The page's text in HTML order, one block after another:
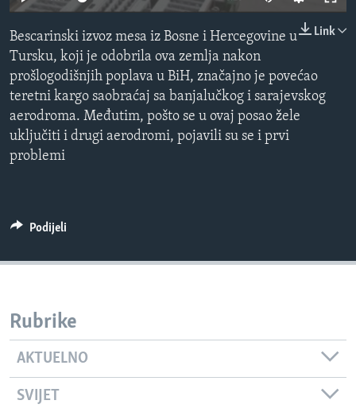
MAGAZIN
O GLASU AMERIKE
Learning English
PRATITE NAS
Link
Bescarinski izvoz mesa iz Bosne i Hercegovine u
Tursku, koji je odobrila ova zemlja nakon
prošlogodišnjih poplava u BiH, značajno je povećao
teretni kargo saobraćaj sa banjalučkog i sarajevskog
aerodroma. Međutim, pošto se u ovaj posao žele
uključiti i drugi aerodromi, pojavili su se i prvi
problemi
Podijeli
Rubrike
AKTUELNO
SVIJET